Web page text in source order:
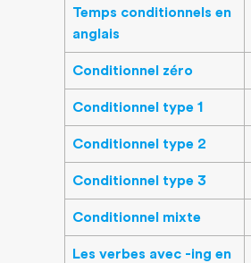
Temps conditionnels en
anglais
Conditionnel zéro
Conditionnel type 1
Conditionnel type 2
Conditionnel type 3
Conditionnel mixte
Les verbes avec -ing en